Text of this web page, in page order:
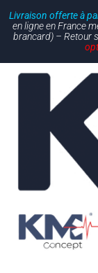
Livraison offerte à
en ligne en France
brancard) – Retour